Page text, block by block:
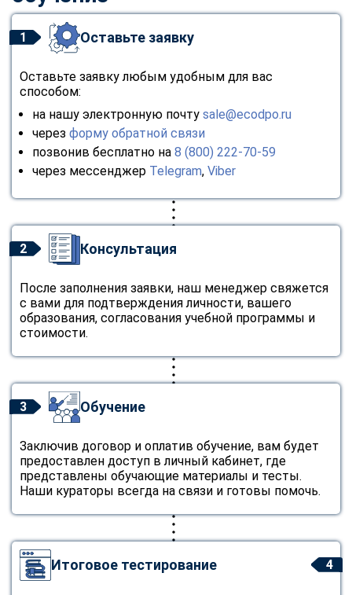
1 Оставьте заявку
Оставьте заявку любым удобным для вас
способом:
на нашу электронную почту sale@ecodpo.ru
через форму обратной связи
позвонив бесплатно на 8 (800) 222-70-59
через мессенджер Telegram, Viber
2 Консультация
После заполнения заявки, наш менеджер свяжется
с вами для подтверждения личности, вашего
образования, согласования учебной программы и
стоимости.
3 Обучение
Заключив договор и оплатив обучение, вам будет
предоставлен доступ в личный кабинет, где
представлены обучающие материалы и тесты.
Наши кураторы всегда на связи и готовы помочь.
4
Итоговое тестирование